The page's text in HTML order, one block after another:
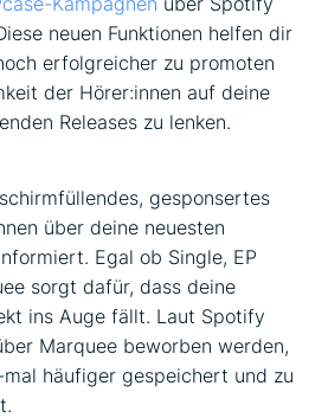
neuen Funktionen helfen dir
erfolgreicher zu promoten
der Hörer:innen auf deine
Releases zu lenken.
gesponsertes
über deine neuesten
Egal ob Single, EP
sorgt dafür, dass deine
ins Auge fällt. Laut Spotify
Marquee beworben werden,
häufiger gespeichert und zu